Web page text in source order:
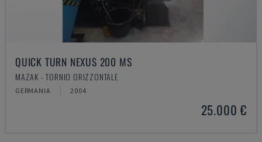
QUICK TURN NEXUS 200 MS
MAZAK - TORNIO ORIZZONTALE
GERMANIA 2004
25.000 €